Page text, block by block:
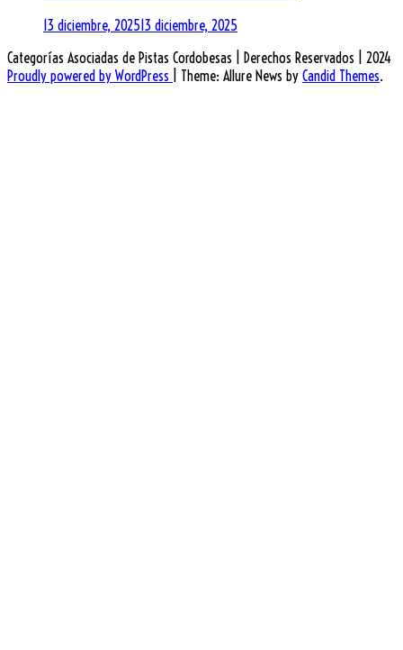
13 diciembre, 202513 diciembre, 2025
Categorías Asociadas de Pistas Cordobesas | Derechos Reservados | 2024
Proudly powered by WordPress
Theme: Allure News by Candid Themes.